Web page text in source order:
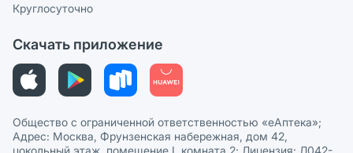
Политика рекомендаций
Этика и соответствие
Политика в отношении обработки персональных данных
Круглосуточно
Скачать приложение
Общество с ограниченной ответственностью «еАптека»;
Адрес: Москва, Фрунзенская набережная, дом 42,
цокольный этаж, помещение I, комната 2; Лицензия: Л042-